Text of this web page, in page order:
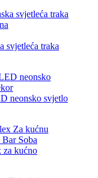
svjetleća traka
neonsko svjetlo
kućno